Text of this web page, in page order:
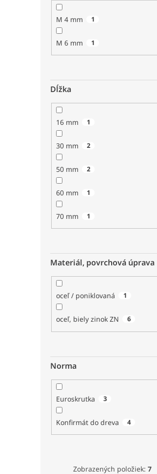
M 4 mm 1
M 6 mm 1
Dĺžka
16 mm 1
30 mm 2
50 mm 2
60 mm 1
70 mm 1
Materiál, povrchová úprava
oceľ / poniklovaná 1
oceľ, biely zinok ZN 6
Norma
Euroskrutka 3
Konfirmát do dreva 4
Zobrazených položiek: 7